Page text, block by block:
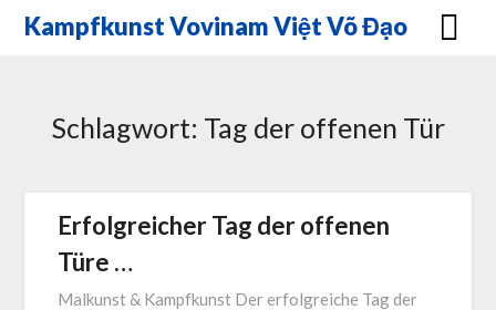
SkipKampfkunst Vovinam Việt Võ Đạo
Schlagwort: Tag der offenen Tür
Erfolgreicher Tag der offenen
Türe …
Malkunst & Kampfkunst Der erfolgreiche Tag der